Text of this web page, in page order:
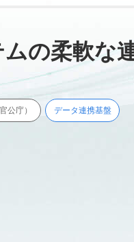
の柔軟な
公庁） データ連携基盤